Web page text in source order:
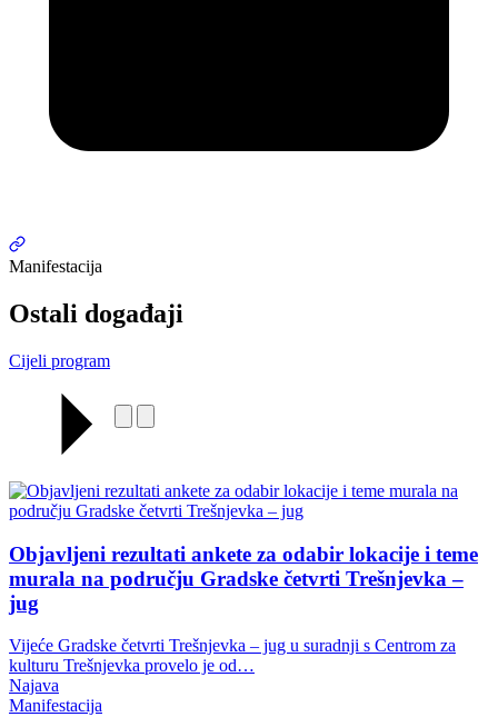
Manifestacija
Ostali događaji
Cijeli program
Objavljeni rezultati ankete za odabir lokacije i teme
murala na području Gradske četvrti Trešnjevka –
jug
Vijeće Gradske četvrti Trešnjevka – jug u suradnji s Centrom za
kulturu Trešnjevka provelo je od…
Najava
Manifestacija